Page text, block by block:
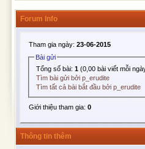
Forum Info
Tham gia ngày: 23-06-2015
Bài gửi
Tổng số bài:1 (0,00 bài viết mỗi
Tìm bài gửi bởi p_erudite
Tìm tất cả bài bắt đầu bởi p_erudite
Giới thiệu tham gia: 0
Thông tin thêm